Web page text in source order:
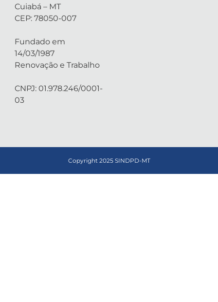
Cuiabá – MT
CEP: 78050-007
Fundado em
14/03/1987
Renovação e Trabalho
CNPJ: 01.978.246/0001-
03
Copyright 2025 SINDPD-MT